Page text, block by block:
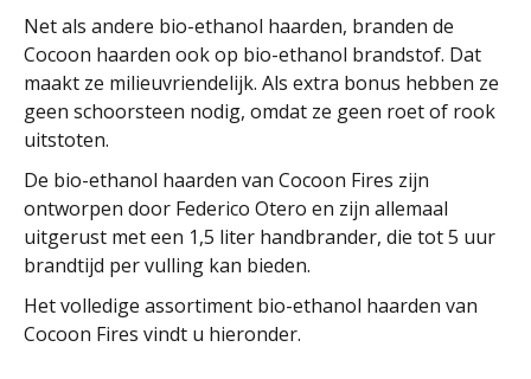
Net als andere bio-ethanol haarden, branden de
Cocoon haarden ook op bio-ethanol brandstof. Dat
maakt ze milieuvriendelijk. Als extra bonus hebben ze
geen schoorsteen nodig, omdat ze geen roet of rook
uitstoten.
De bio-ethanol haarden van Cocoon Fires zijn
ontworpen door Federico Otero en zijn allemaal
uitgerust met een 1,5 liter handbrander, die tot 5 uur
brandtijd per vulling kan bieden.
Het volledige assortiment bio-ethanol haarden van
Cocoon Fires vindt u hieronder.